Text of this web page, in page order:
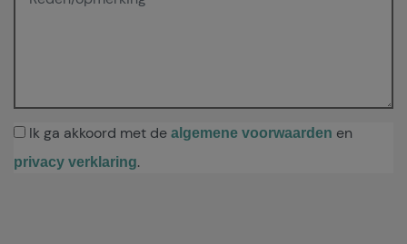
Ik ga akkoord met de algemene voorwaarden en
privacy verklaring.